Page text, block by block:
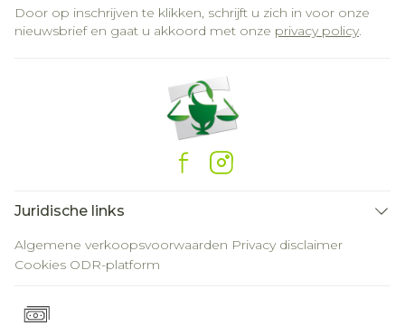
Door op inschrijven te klikken, schrijft u zich in voor onze
nieuwsbrief en gaat u akkoord met onze privacy policy.
Juridische links
Algemene verkoopsvoorwaarden Privacy disclaimer
Cookies ODR-platform